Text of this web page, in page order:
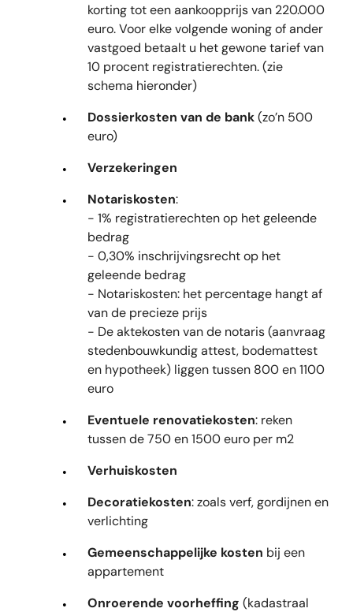
korting tot een aankoopprijs van 220.000
euro. Voor elke volgende woning of ander
vastgoed betaalt u het gewone tarief van
10 procent registratierechten. (zie
schema hieronder)
Dossierkosten van de bank(zo’n 500
euro)
Verzekeringen
Notariskosten:
- 1% registratierechten op het geleende
bedrag
- 0,30% inschrijvingsrecht op het
geleende bedrag
- Notariskosten: het percentage hangt af
van de precieze prijs
- De aktekosten van de notaris (aanvraag
stedenbouwkundig attest, bodemattest
en hypotheek) liggen tussen 800 en 1100
euro
Eventuele renovatiekosten: reken
tussen de 750 en 1500 euro per m2
Verhuiskosten
Decoratiekosten: zoals verf, gordijnen en
verlichting
Gemeenschappelijke kosten bij een
appartement
Onroerende voorheffing (kadastraal